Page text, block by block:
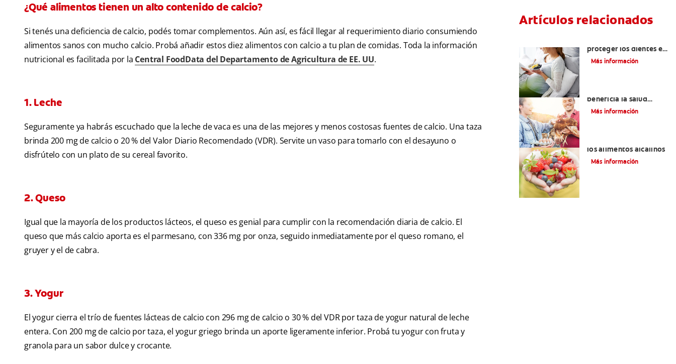
¿Qué alimentos tienen un alto contenido de calcio?
Si tenés una deficiencia de calcio, podés tomar complementos. Aún así, es fácil llegar al requerimiento diario consumiendo
alimentos sanos con mucho calcio. Probá añadir estos diez alimentos con calcio a tu plan de comidas. Toda la información
nutricional es facilitada por la Central FoodData del Departamento de Agricultura de EE. UU.
1. Leche
Seguramente ya habrás escuchado que la leche de vaca es una de las mejores y menos costosas fuentes de calcio. Una taza
brinda 200 mg de calcio o 20 % del Valor Diario Recomendado (VDR). Servite un vaso para tomarlo con el desayuno o
disfrútelo con un plato de su cereal favorito.
2. Queso
Igual que la mayoría de los productos lácteos, el queso es genial para cumplir con la recomendación diaria de calcio. El
queso que más calcio aporta es el parmesano, con 336 mg por onza, seguido inmediatamente por el queso romano, el
gruyer y el de cabra.
3. Yogur
El yogur cierra el trío de fuentes lácteas de calcio con 296 mg de calcio o 30 % del VDR por taza de yogur natural de leche
entera. Con 200 mg de calcio por taza, el yogur griego brinda un aporte ligeramente inferior. Probá tu yogur con fruta y
granola para un sabor dulce y crocante.
Artículos relacionados
proteger los dientes en
el embarazo
Más información
beneficia la salud
bucal?
Más información
los alimentos alcalinos
Más información